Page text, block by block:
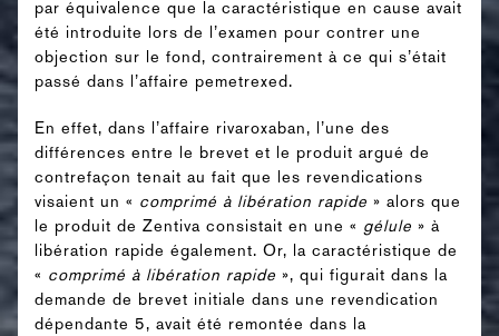
par équivalence que la caractéristique en cause avait
été introduite lors de l’examen pour contrer une
objection sur le fond, contrairement à ce qui s’était
passé dans l’affaire pemetrexed.
En effet, dans l’affaire rivaroxaban, l’une des
différences entre le brevet et le produit argué de
contrefaçon tenait au fait que les revendications
visaient un « comprimé à libération rapide » alors que
le produit de Zentiva consistait en une « gélule » à
libération rapide également. Or, la caractéristique de
« comprimé à libération rapide », qui figurait dans la
demande de brevet initiale dans une revendication
dépendante 5, avait été remontée dans la